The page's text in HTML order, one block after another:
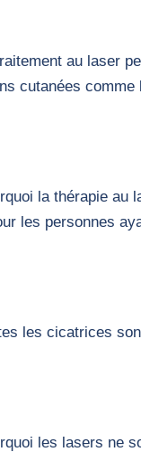
au laser
cutanées comme
la thérapie au
les personnes
les cicatrices
les lasers ne